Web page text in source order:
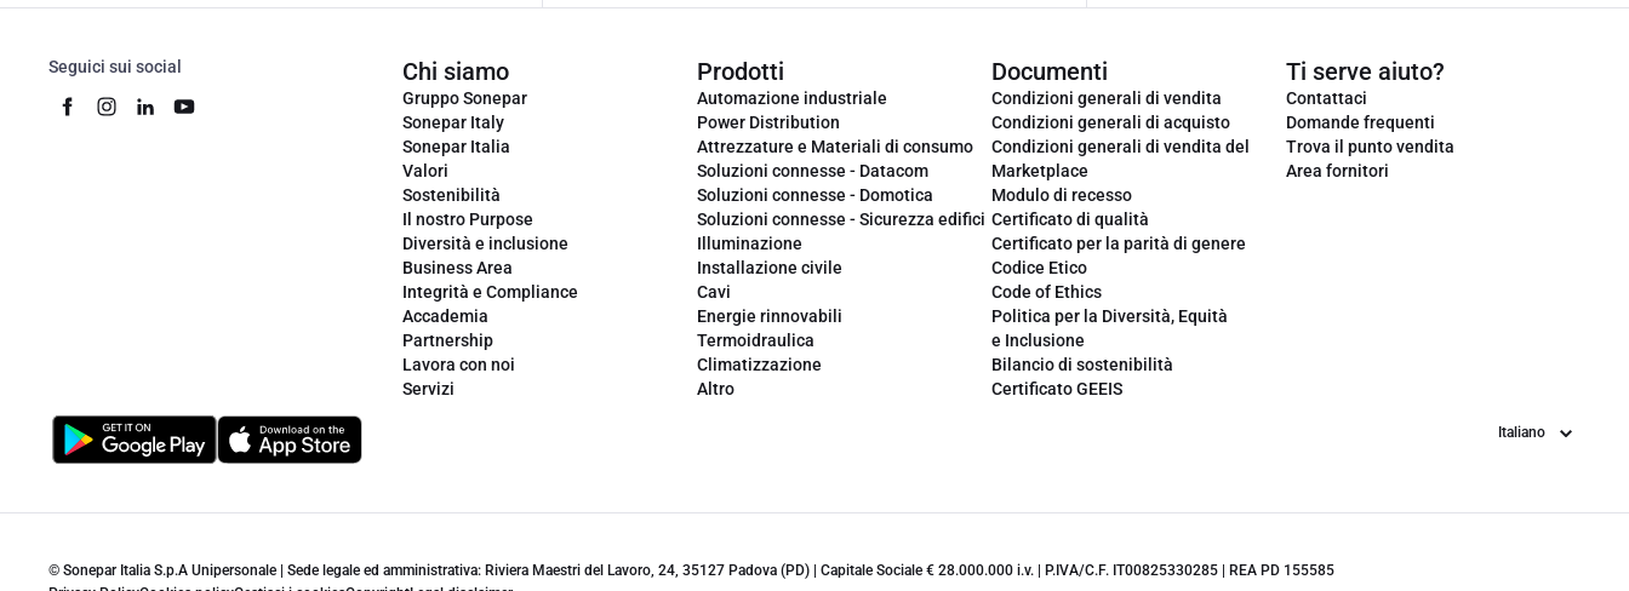
Seguici sui social Chi siamo
Gruppo Sonepar
Sonepar Italy
Sonepar Italia
Valori
Sostenibilità
Il nostro Purpose
Diversità e inclusione
Business Area
Integrità e Compliance
Accademia
Partnership
Lavora con noi
Servizi
Prodotti
Automazione industriale
Power Distribution
Attrezzature e Materiali di consumo
Soluzioni connesse - Datacom
Soluzioni connesse - Domotica
Soluzioni connesse - Sicurezza edifici
Illuminazione
Installazione civile
Cavi
Energie rinnovabili
Termoidraulica
Climatizzazione
Altro
Documenti
Condizioni generali di vendita
Condizioni generali di acquisto
Condizioni generali di vendita del
Marketplace
Modulo di recesso
Certificato di qualità
Certificato per la parità di genere
Codice Etico
Code of Ethics
Politica per la Diversità, Equità
e Inclusione
Bilancio di sostenibilità
Certificato GEEIS
Ti serve aiuto?
Contattaci
Domande frequenti
Trova il punto vendita
Area fornitori
Lingua
© Sonepar Italia S.p.A Unipersonale | Sede legale ed amministrativa: Riviera Maestri del Lavoro, 24, 35127 Padova (PD) | Capitale Sociale € 28.000.000 i.v. | P.IVA/C.F. IT00825330285 | REA PD 155585